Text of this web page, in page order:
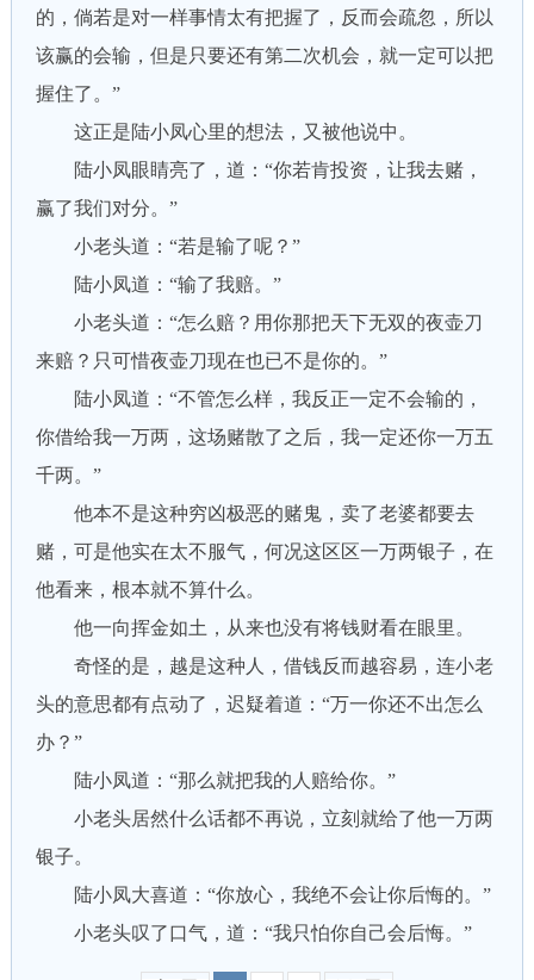
的，倘若是对一样事情太有把握了，反而会疏忽，所以
该赢的会输，但是只要还有第二次机会，就一定可以把
握住了。”
这正是陆小凤心里的想法，又被他说中。
陆小凤眼睛亮了，道：“你若肯投资，让我去赌，
赢了我们对分。”
小老头道：“若是输了呢？”
陆小凤道：“输了我赔。”
小老头道：“怎么赔？用你那把天下无双的夜壶刀
来赔？只可惜夜壶刀现在也已不是你的。”
陆小凤道：“不管怎么样，我反正一定不会输的，
你借给我一万两，这场赌散了之后，我一定还你一万五
千两。”
他本不是这种穷凶极恶的赌鬼，卖了老婆都要去
赌，可是他实在太不服气，何况这区区一万两银子，在
他看来，根本就不算什么。
他一向挥金如土，从来也没有将钱财看在眼里。
奇怪的是，越是这种人，借钱反而越容易，连小老
头的意思都有点动了，迟疑着道：“万一你还不出怎么
办？”
陆小凤道：“那么就把我的人赔给你。”
小老头居然什么话都不再说，立刻就给了他一万两
银子。
陆小凤大喜道：“你放心，我绝不会让你后悔的。”
小老头叹了口气，道：“我只怕你自己会后悔。”